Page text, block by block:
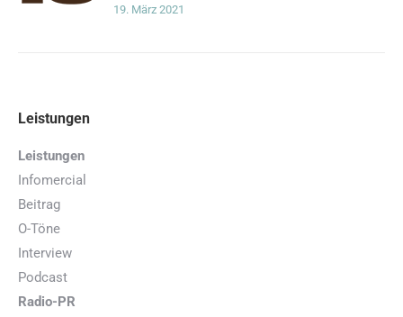
19. März 2021
Leistungen
Leistungen
Infomercial
Beitrag
O-Töne
Interview
Podcast
Radio-PR